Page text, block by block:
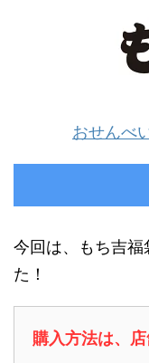
おせんべ
今回は、もち吉
た！
購入方法は、店